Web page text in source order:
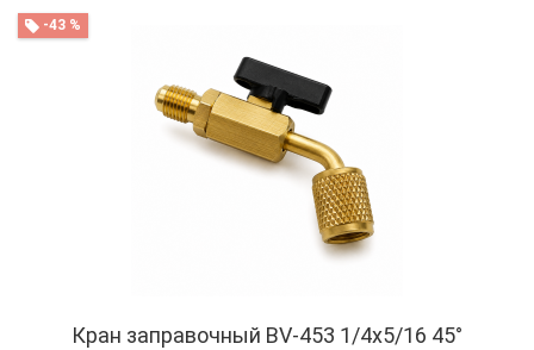
-43 %
Кран заправочный BV-453 1/4x5/16 45°